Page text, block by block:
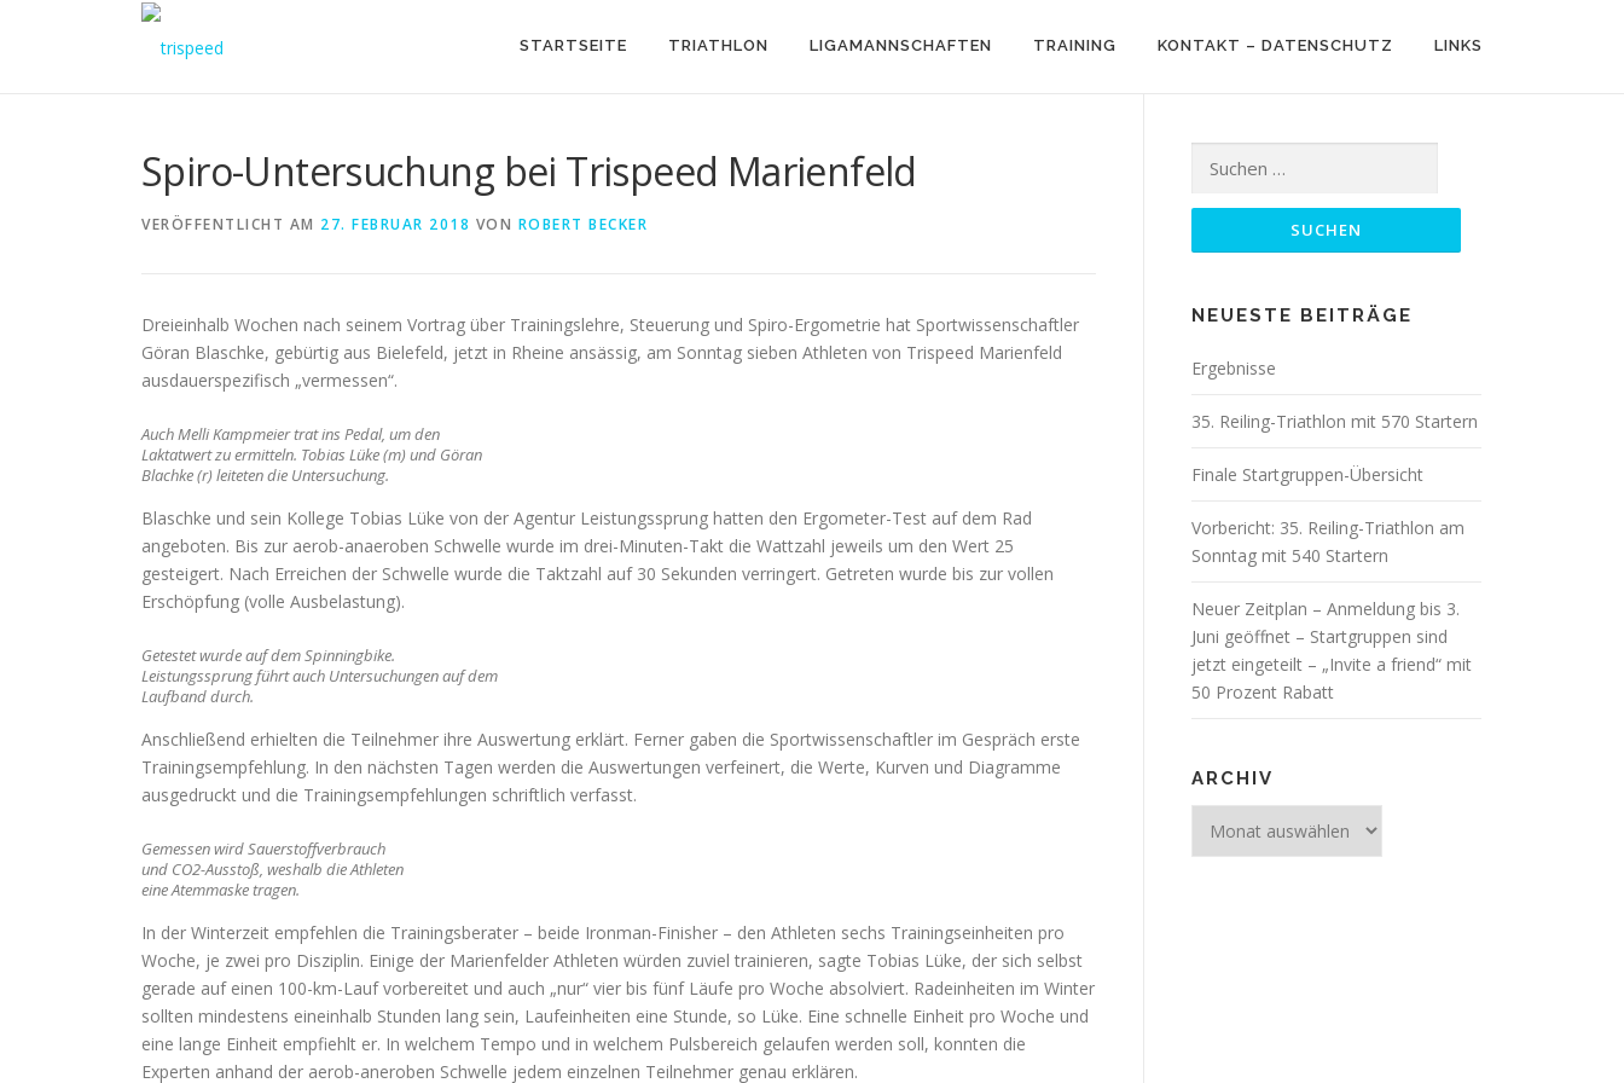
STARTSEITE TRIATHLON LIGAMANNSCHAFTEN TRAINING KONTAKT – DATENSCHUTZ LINKS
Spiro-Untersuchung bei Trispeed Marienfeld
VERÖFFENTLICHT AM 27. FEBRUAR 2018 VON ROBERT BECKER
Dreieinhalb Wochen nach seinem Vortrag über Trainingslehre, Steuerung und Spiro-Ergometrie hat Sportwissenschaftler
Göran Blaschke, gebürtig aus Bielefeld, jetzt in Rheine ansässig, am Sonntag sieben Athleten von Trispeed Marienfeld
ausdauerspezifisch „vermessen“.
Auch Melli Kampmeier trat ins Pedal, um den
Laktatwert zu ermitteln. Tobias Lüke (m) und Göran
Blachke (r) leiteten die Untersuchung.
Blaschke und sein Kollege Tobias Lüke von der Agentur Leistungssprung hatten den Ergometer-Test auf dem Rad
angeboten. Bis zur aerob-anaeroben Schwelle wurde im drei-Minuten-Takt die Wattzahl jeweils um den Wert 25
gesteigert. Nach Erreichen der Schwelle wurde die Taktzahl auf 30 Sekunden verringert. Getreten wurde bis zur vollen
Erschöpfung (volle Ausbelastung).
Getestet wurde auf dem Spinningbike.
Leistungssprung führt auch Untersuchungen auf dem
Laufband durch.
Anschließend erhielten die Teilnehmer ihre Auswertung erklärt. Ferner gaben die Sportwissenschaftler im Gespräch erste
Trainingsempfehlung. In den nächsten Tagen werden die Auswertungen verfeinert, die Werte, Kurven und Diagramme
ausgedruckt und die Trainingsempfehlungen schriftlich verfasst.
Gemessen wird Sauerstoffverbrauch
und CO2-Ausstoß, weshalb die Athleten
eine Atemmaske tragen.
In der Winterzeit empfehlen die Trainingsberater – beide Ironman-Finisher – den Athleten sechs Trainingseinheiten pro
Woche, je zwei pro Disziplin. Einige der Marienfelder Athleten würden zuviel trainieren, sagte Tobias Lüke, der sich selbst
gerade auf einen 100-km-Lauf vorbereitet und auch „nur“ vier bis fünf Läufe pro Woche absolviert. Radeinheiten im Winter
sollten mindestens eineinhalb Stunden lang sein, Laufeinheiten eine Stunde, so Lüke. Eine schnelle Einheit pro Woche und
eine lange Einheit empfiehlt er. In welchem Tempo und in welchem Pulsbereich gelaufen werden soll, konnten die
Experten anhand der aerob-aneroben Schwelle jedem einzelnen Teilnehmer genau erklären.
nach:
NEUESTE BEITRÄGE
Ergebnisse
35. Reiling-Triathlon mit 570 Startern
Finale Startgruppen-Übersicht
Vorbericht: 35. Reiling-Triathlon am
Sonntag mit 540 Startern
Neuer Zeitplan – Anmeldung bis 3.
Juni geöffnet – Startgruppen sind
jetzt eingeteilt – „Invite a friend“ mit
50 Prozent Rabatt
ARCHIV